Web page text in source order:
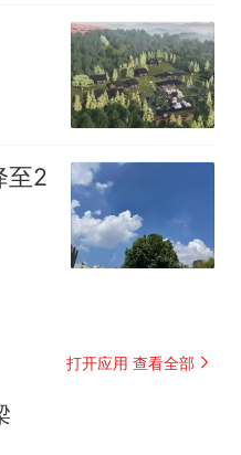
至2
打开应用 查看全部